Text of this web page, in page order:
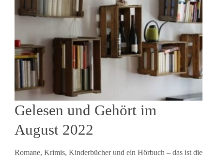
Gelesen und Gehört im
August 2022
Romane, Krimis, Kinderbücher und ein Hörbuch – das ist die